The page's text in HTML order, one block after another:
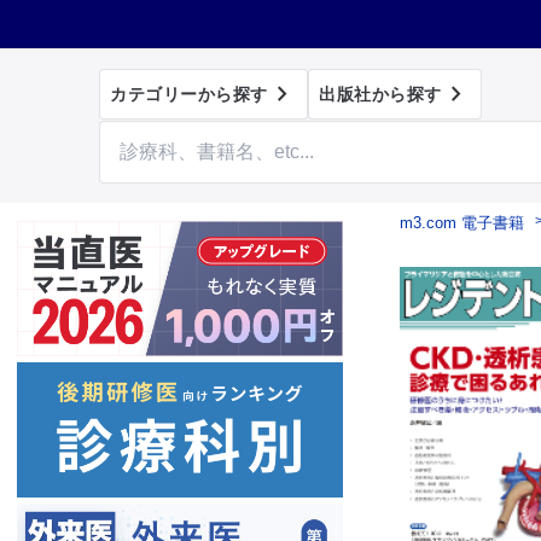
カテゴリーから探す  出版社から探す 
m3.com 電子書籍